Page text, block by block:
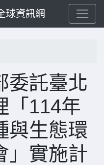
球資訊網
委託臺北
「114年
與生態環
」實施計